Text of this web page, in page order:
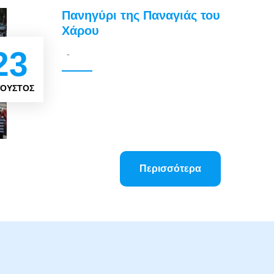
Πανηγύρι της Παναγιάς του
Χάρου
-
Περισσότερα